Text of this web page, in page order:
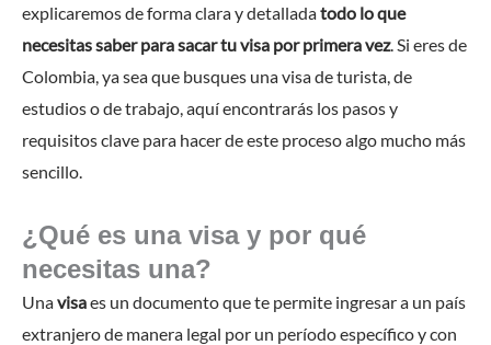
explicaremos de forma clara y detalladatodo lo que
necesitas saber para sacar tu visa por primera vez. Si eres de
Colombia, ya sea que busques una visa de turista, de
estudios o de trabajo, aquí encontrarás los pasos y
requisitos clave para hacer de este proceso algo mucho más
sencillo.
¿Qué es una visa y por qué
necesitas una?
Unavisaes un documento que te permite ingresar a un país
extranjero de manera legal por un período específico y con